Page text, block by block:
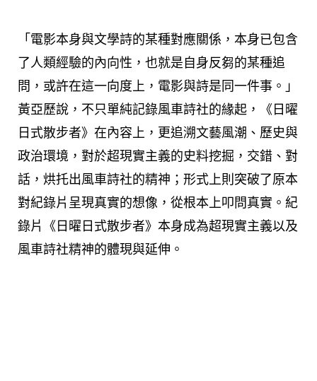
「電影本身與文學詩的某種對應關係，本身已包含
了人類經驗的內向性，也就是自身反芻的某種追
問，或許在這一向度上，電影與詩是同一件事。」
黃亞歷說，不只單純記錄風車詩社的緣起，《日曜
日式散步者》在內容上，更追溯文藝風潮、歷史與
政治環境，對於超現實主義的史料挖掘，交錯、對
話，烘托出風車詩社的精神；形式上則突破了原本
對紀錄片呈現真實的想像，從根本上叩問真實。紀
錄片《日曜日式散步者》本身成為超現實主義以及
風車詩社精神的體現與延伸。